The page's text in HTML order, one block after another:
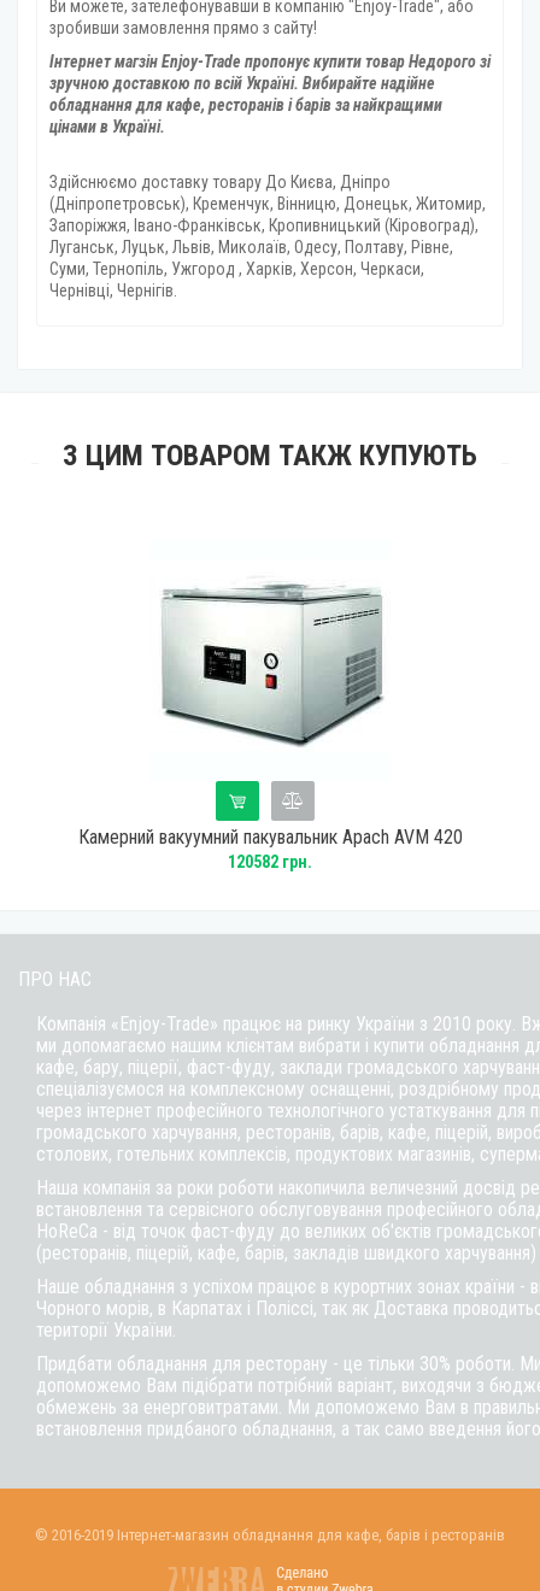
Ви можете, зателефонувавши в компанію "Enjoy-Trade", або
зробивши замовлення прямо з сайту!
Інтернет магзін Enjoy-Trade пропонує купити товарНедорого зі
зручною доставкою по всій Україні. Вибирайте надійне
обладнання для кафе, ресторанів і барів за найкращими
цінами в Україні.
Здійснюємо доставку товару До Києва, Дніпро
(Дніпропетровськ), Кременчук, Вінницю, Донецьк, Житомир,
Запоріжжя, Івано-Франківськ, Кропивницький (Кіровоград),
Луганськ, Луцьк, Львів, Миколаїв, Одесу, Полтаву, Рівне,
Суми, Тернопіль, Ужгород , Харків, Херсон, Черкаси,
Чернівці, Чернігів.
З ЦИМ ТОВАРОМ ТАКЖ КУПУЮТЬ
Камерний вакуумний пакувальник Apach AVM 420
120582 грн.
ПРО НАС
Компанія «Enjoy-Trade» працює на ринку України з 2010 року.
ми допомагаємо нашим клієнтам вибрати і купити обладнання
кафе, бару, піцерії, фаст-фуду, заклади громадського
спеціалізуємося на комплексному оснащенні, роздрібному
через інтернет професійного технологічного устаткування для
громадського харчування, ресторанів, барів, кафе, піцерій,
столових, готельних комплексів, продуктових магазинів,
Наша компанія за роки роботи накопичила величезний досвід
встановлення та сервісного обслуговування професійного
HoReCa - від точок фаст-фуду до великих об'єктів
(ресторанів, піцерій, кафе, барів, закладів швидкого харчування)
Наше обладнання з успіхом працює в курортних зонах країни -
Чорного морів, в Карпатах і Поліссі, так як Доставка
території України.
Придбати обладнання для ресторану - це тільки 30% роботи.
допоможемо Вам підібрати потрібний варіант, виходячи з
обмежень за енерговитратами. Ми допоможемо Вам в
встановлення придбаного обладнання, а так само введення
© 2016-2019 Інтернет-магазин обладнання для кафе, барів і ресторанів